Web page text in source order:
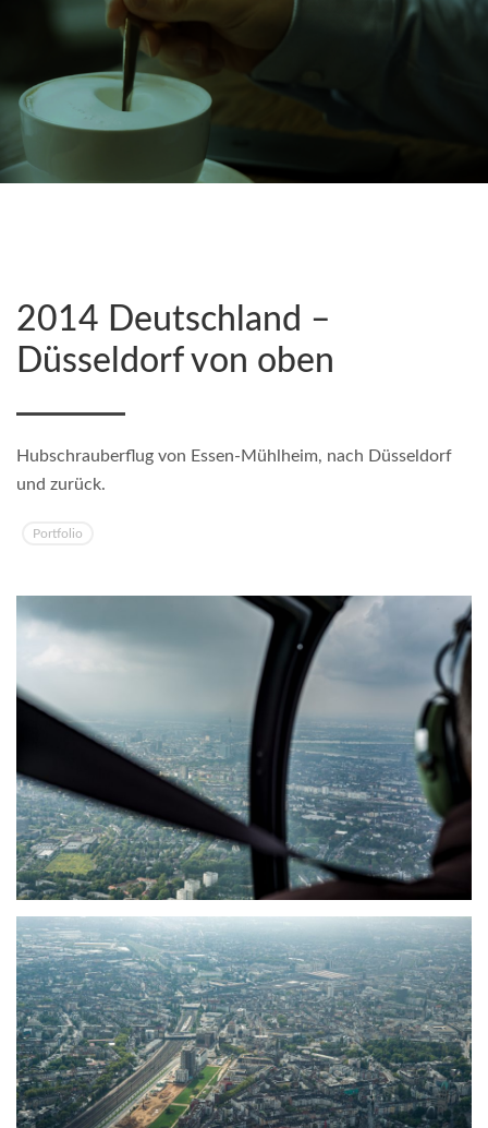
2014 Deutschland –
Düsseldorf von oben
Hubschrauberflug von Essen-Mühlheim, nach Düsseldorf
und zurück.
Portfolio